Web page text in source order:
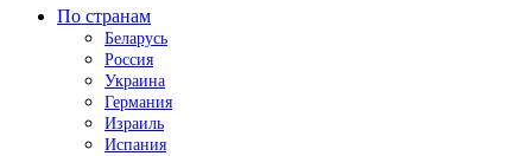
По странам
Беларусь
Россия
Украина
Германия
Израиль
Испания